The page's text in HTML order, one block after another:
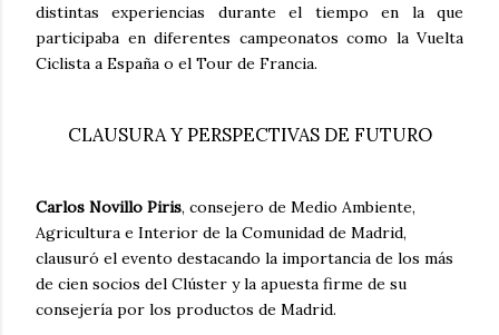
distintas experiencias durante el tiempo en la que
participaba en diferentes campeonatos como la Vuelta
Ciclista a España o el Tour de Francia.
CLAUSURA Y PERSPECTIVAS DE FUTURO
Carlos Novillo Piris, consejero de Medio Ambiente,
Agricultura e Interior de la Comunidad de Madrid,
clausuró el evento destacando la importancia de los más
de cien socios del Clúster y la apuesta firme de su
consejería por los productos de Madrid.